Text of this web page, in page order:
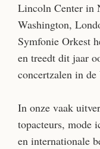
Lincoln Center in
Washington,
Symfonie Orkest
en treedt dit jaar
concertzalen in de
In onze vaak
topacteurs, mode
en internationale